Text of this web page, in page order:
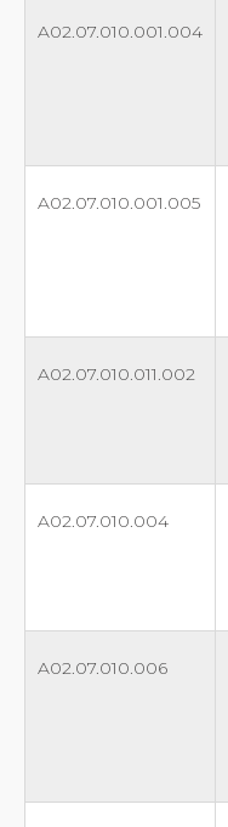
A02.07.010.001.004
A02.07.010.001.005
A02.07.010.011.002
A02.07.010.004
A02.07.010.006